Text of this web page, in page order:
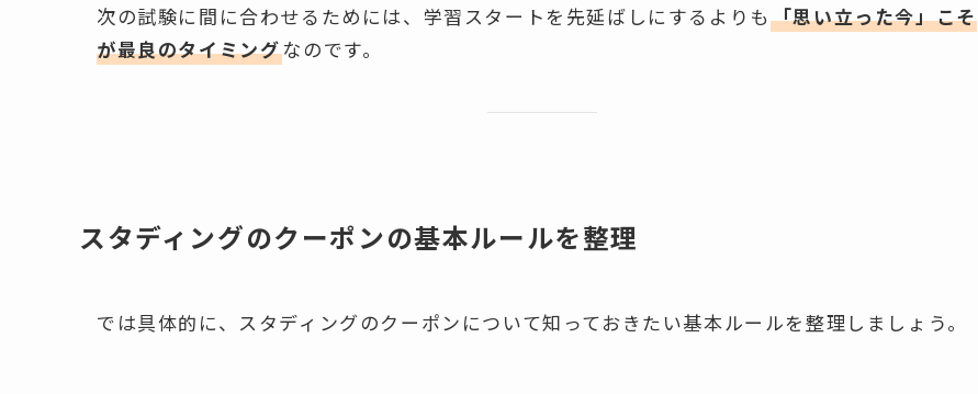
次の試験に間に合わせるためには、学習スタートを先延ばしにするよりも「思い立った今」こそ
が最良のタイミングなのです。
スタディングのクーポンの基本ルールを整理
では具体的に、スタディングのクーポンについて知っておきたい基本ルールを整理しましょう。